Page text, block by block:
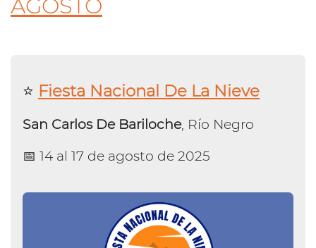
AGOSTO
⭐️ Fiesta Nacional De La Nieve
San Carlos De Bariloche, Río Negro
📅 14 al 17 de agosto de 2025